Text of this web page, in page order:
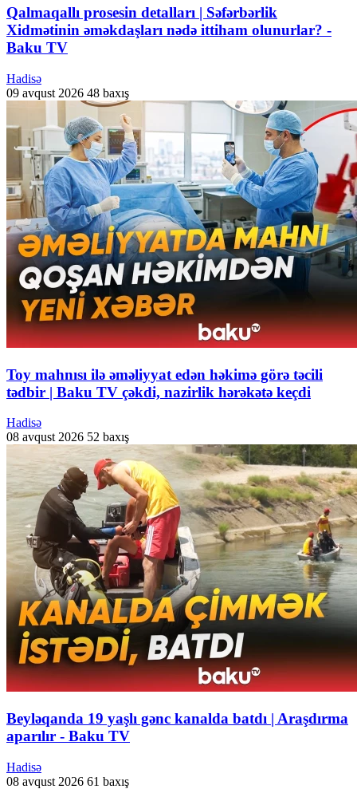
Qalmaqallı prosesin detalları | Səfərbərlik
Xidmətinin əməkdaşları nədə ittiham olunurlar? -
Baku TV
Hadisə
09 avqust 2026 48 baxış
Toy mahnısı ilə əməliyyat edən həkimə görə təcili
tədbir | Baku TV çəkdi, nazirlik hərəkətə keçdi
Hadisə
08 avqust 2026 52 baxış
Beyləqanda 19 yaşlı gənc kanalda batdı | Araşdırma
aparılır - Baku TV
Hadisə
08 avqust 2026 61 baxış